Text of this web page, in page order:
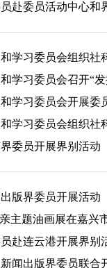
赴委员活动中心和
学习委员会组织社
学习委员会召开“
学习委员会开展委
学习委员会组织社
委员开展界别活动
版界委员开展活动
主题油画展在嘉兴
赴连云港开展界别
闻出版界委员联合